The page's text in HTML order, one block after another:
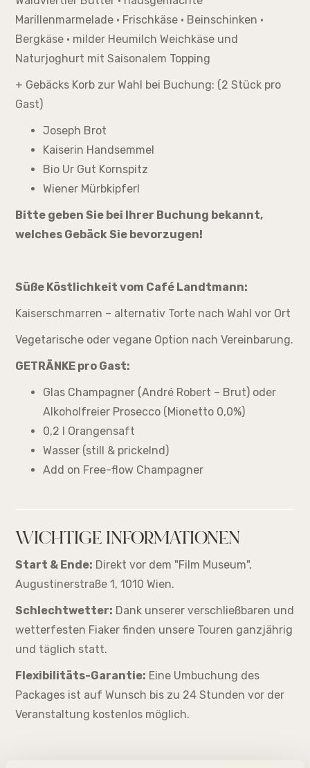
Marillenmarmelade · Frischkäse · Beinschinken ·
Bergkäse · milder Heumilch Weichkäse und
Naturjoghurt mit Saisonalem Topping
+ Gebäcks Korb zur Wahl bei Buchung: (2 Stück pro
Gast)
Joseph Brot
Kaiserin Handsemmel
Bio Ur Gut Kornspitz
Wiener Mürbkipferl
Bitte geben Sie bei Ihrer Buchung bekannt,
welches Gebäck Sie bevorzugen!
Süße Köstlichkeit vom Café Landtmann:
Kaiserschmarren – alternativ Torte nach Wahl vor Ort
Vegetarische oder vegane Option nach Vereinbarung.
GETRÄNKE pro Gast:
Glas Champagner (André Robert – Brut) oder
Alkoholfreier Prosecco (Mionetto 0,0%)
0,2 l Orangensaft
Wasser (still & prickelnd)
Add on Free-flow Champagner
WICHTIGE INFORMATIONEN
Start & Ende: Direkt vor dem "Film Museum",
Augustinerstraße 1, 1010 Wien.
Schlechtwetter: Dank unserer verschließbaren und
wetterfesten Fiaker finden unsere Touren ganzjährig
und täglich statt.
Flexibilitäts-Garantie: Eine Umbuchung des
Packages ist auf Wunsch bis zu 24 Stunden vor der
Veranstaltung kostenlos möglich.